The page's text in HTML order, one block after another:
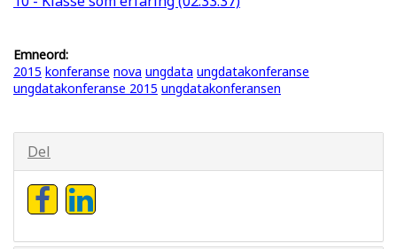
Emneord:
2015 konferanse nova ungdata ungdatakonferanse
ungdatakonferanse 2015 ungdatakonferansen
Del